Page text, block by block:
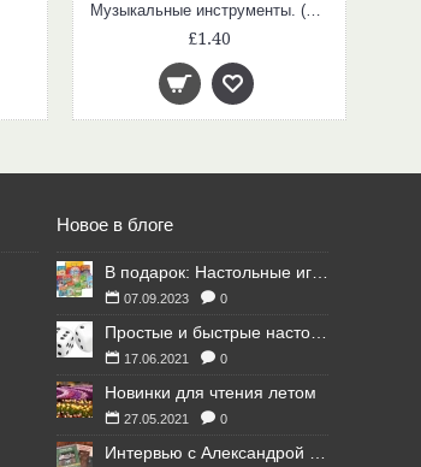
Музыкальные инструменты. (Умный малыш. Набор карточек для детей)
£1.40
Новое в блоге
В подарок: Настольные игры для Ваших британских друзей
07.09.2023 0
Простые и быстрые настольные игры
17.06.2021 0
Новинки для чтения летом
27.05.2021 0
Интервью с Александрой Литвиной